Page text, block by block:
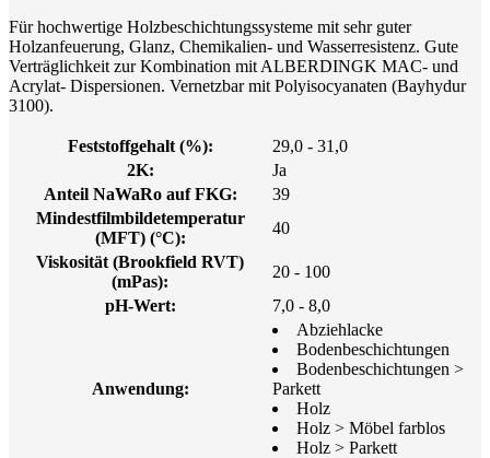
Für hochwertige Holzbeschichtungssysteme mit sehr guter
Holzanfeuerung, Glanz, Chemikalien- und Wasserresistenz. Gute
Verträglichkeit zur Kombination mit ALBERDINGK MAC- und
Acrylat- Dispersionen. Vernetzbar mit Polyisocyanaten (Bayhydur
3100).
Feststoffgehalt (%):
29,0 - 31,0
2K:
Ja
Anteil NaWaRo auf FKG:
39
Mindestfilmbildetemperatur
(MFT) (°C):
40
Viskosität (Brookfield RVT)
(mPas):
20 - 100
pH-Wert:
7,0 - 8,0
Anwendung:
Abziehlacke
Bodenbeschichtungen
Bodenbeschichtungen >
Parkett
Holz
Holz > Möbel farblos
Holz > Parkett